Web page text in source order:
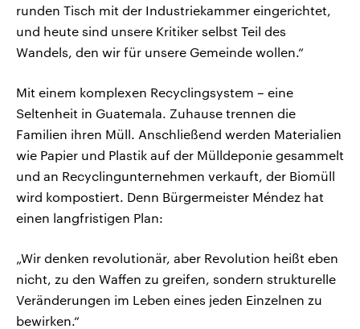
runden Tisch mit der Industriekammer eingerichtet,
und heute sind unsere Kritiker selbst Teil des
Wandels, den wir für unsere Gemeinde wollen.“
Mit einem komplexen Recyclingsystem – eine
Seltenheit in Guatemala. Zuhause trennen die
Familien ihren Müll. Anschließend werden Materialien
wie Papier und Plastik auf der Mülldeponie gesammelt
und an Recyclingunternehmen verkauft, der Biomüll
wird kompostiert. Denn Bürgermeister Méndez hat
einen langfristigen Plan:
„Wir denken revolutionär, aber Revolution heißt eben
nicht, zu den Waffen zu greifen, sondern strukturelle
Veränderungen im Leben eines jeden Einzelnen zu
bewirken.“